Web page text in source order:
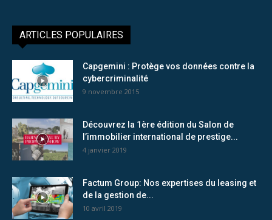
ARTICLES POPULAIRES
Capgemini : Protège vos données contre la
cybercriminalité
9 novembre 2015
Découvrez la 1ère édition du Salon de
l’immobilier international de prestige...
4 janvier 2019
Factum Group: Nos expertises du leasing et
de la gestion de...
10 avril 2019